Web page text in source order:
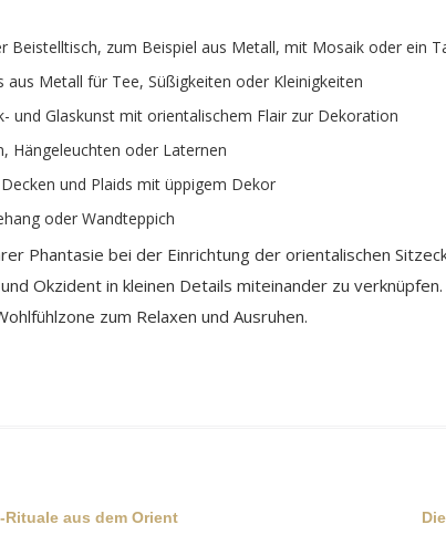
Beistelltisch, zum Beispiel aus Metall, mit Mosaik oder ein
aus Metall für Tee, Süßigkeiten oder Kleinigkeiten
und Glaskunst mit orientalischem Flair zur Dekoration
Hängeleuchten oder Laternen
und Plaids mit üppigem Dekor
oder Wandteppich
Phantasie bei der Einrichtung der orientalischen
Okzident in kleinen Details miteinander zu
zum Relaxen und Ausruhen.
Rituale aus dem Orient